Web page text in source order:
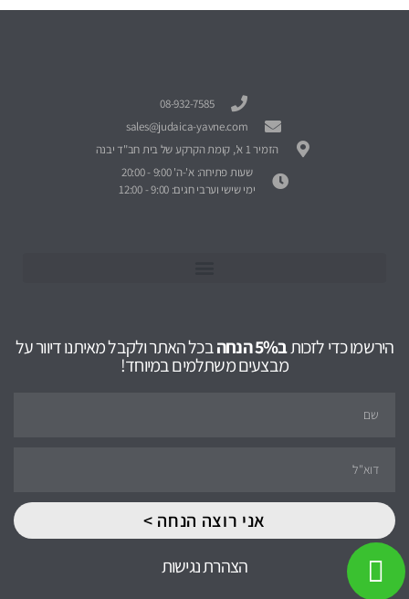
08-932-7585
sales@judaica-yavne.com
הזמיר 1 א', קומת הקרקע של בית חב"ד יבנה
שעות פתיחה: א'-ה' 9:00 - 20:00
ימי שישי וערבי חגים: 9:00 - 12:00
הירשמו כדי לזכותב5% הנחה בכל האתר ולקבל מאיתנו דיוור על
מבצעים משתלמים במיוחד!
אני רוצה הנחה >
הצהרת נגישות